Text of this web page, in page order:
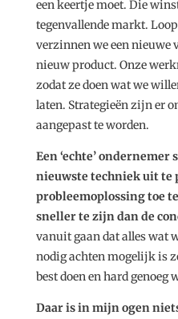
een keertje moet. Die
tegenvallende markt.
verzinnen we een nieuwe
nieuw product. Onze
zodat ze doen wat we
laten. Strategieën zijn er
aangepast te worden.
Een ‘echte’ ondernemer
nieuwste techniek uit te
probleemoplossing toe
sneller te zijn dan de
vanuit gaan dat alles wat
nodig achten mogelijk is
best doen en hard genoeg
Daar is in mijn ogen